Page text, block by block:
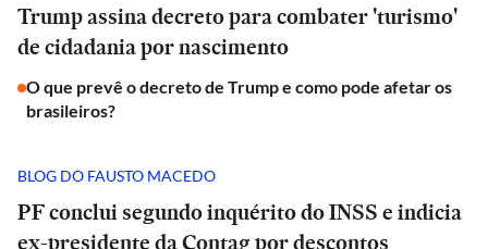
Trump assina decreto para combater 'turismo'
de cidadania por nascimento
O que prevê o decreto de Trump e como pode afetar os
brasileiros?
BLOG DO FAUSTO MACEDO
PF conclui segundo inquérito do INSS e indicia
ex-presidente da Contag por descontos